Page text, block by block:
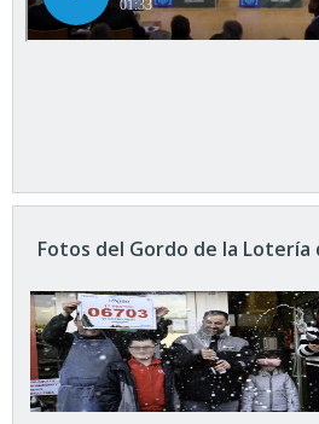
Fotos del Gordo de la Lotería